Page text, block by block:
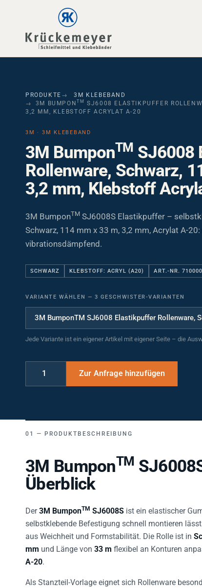
Skip to main navigation
Skip to main content
Skip to page footer
PRODUKTE
3M KLEBEBAND
3M BUMPON TM
SJ6008 ELASTIKPUFFER
3,2 MM, KLEBSTOFF ACRYLAT A-20
3M · 3M KLEBEBAND
3M BumponTM SJ6008
Rollenware, Schwarz,
3,2 mm, Klebstoff
3M BumponTM SJ6008S Elastikpuffer –
Schwarz, 114 mm x 33 m, 3,2 mm, Acrylat A-
vibrationsdämpfend.
SCHWARZ KLEBSTOFF: ACRYL (A20) ART.-NR.
VARIANTE WÄHLEN — 3 GESCHWISTER-VARIANTEN
Jede Variante ist ein eigener Artikel mit eigener Seite – die
PRODUKTBESCHREIBUNG
3M BumponTM
Überblick
Der3M BumponTM SJ6008S ist ein elastischer
selbstklebende Befestigung schnell montieren
aus Weichheit und Formstabilität. Die Rolle ist in
mm und Länge von 33 m flexibel an Konturen
A-20.
Als Stanzteil-Vorlage eignet sich Rollenware